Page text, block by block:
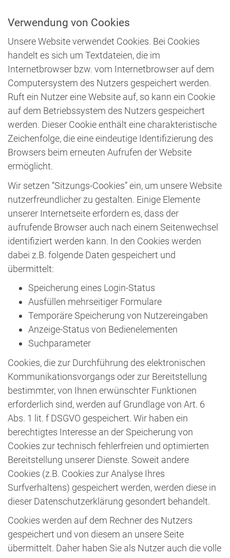
Verwendung von Cookies
Unsere Website verwendet Cookies. Bei Cookies
handelt es sich um Textdateien, die im
Internetbrowser bzw. vom Internetbrowser auf dem
Computersystem des Nutzers gespeichert werden.
Ruft ein Nutzer eine Website auf, so kann ein Cookie
auf dem Betriebssystem des Nutzers gespeichert
werden. Dieser Cookie enthält eine charakteristische
Zeichenfolge, die eine eindeutige Identifizierung des
Browsers beim erneuten Aufrufen der Website
ermöglicht.
Wir setzen “Sitzungs-Cookies” ein, um unsere Website
nutzerfreundlicher zu gestalten. Einige Elemente
unserer Internetseite erfordern es, dass der
aufrufende Browser auch nach einem Seitenwechsel
identifiziert werden kann. In den Cookies werden
dabei z.B. folgende Daten gespeichert und
übermittelt:
Speicherung eines Login-Status
Ausfüllen mehrseitiger Formulare
Temporäre Speicherung von Nutzereingaben
Anzeige-Status von Bedienelementen
Suchparameter
Cookies, die zur Durchführung des elektronischen
Kommunikationsvorgangs oder zur Bereitstellung
bestimmter, von Ihnen erwünschter Funktionen
erforderlich sind, werden auf Grundlage von Art. 6
Abs. 1 lit. f DSGVO gespeichert. Wir haben ein
berechtigtes Interesse an der Speicherung von
Cookies zur technisch fehlerfreien und optimierten
Bereitstellung unserer Dienste. Soweit andere
Cookies (z.B. Cookies zur Analyse Ihres
Surfverhaltens) gespeichert werden, werden diese in
dieser Datenschutzerklärung gesondert behandelt.
Cookies werden auf dem Rechner des Nutzers
gespeichert und von diesem an unsere Seite
übermittelt. Daher haben Sie als Nutzer auch die volle